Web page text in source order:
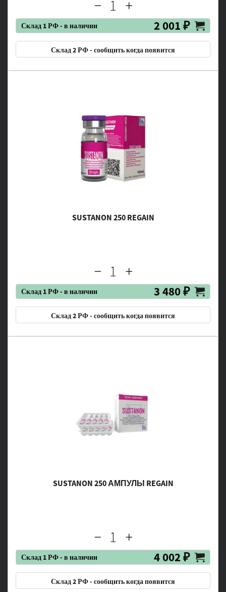
Склад 1 РФ - в наличии 2 001 ₽
Склад 2 РФ - сообщить когда появится
SUSTANON 250 REGAIN
Склад 1 РФ - в наличии 3 480 ₽
Склад 2 РФ - сообщить когда появится
SUSTANON 250 АМПУЛЫ REGAIN
Склад 1 РФ - в наличии 4 002 ₽
Склад 2 РФ - сообщить когда появится